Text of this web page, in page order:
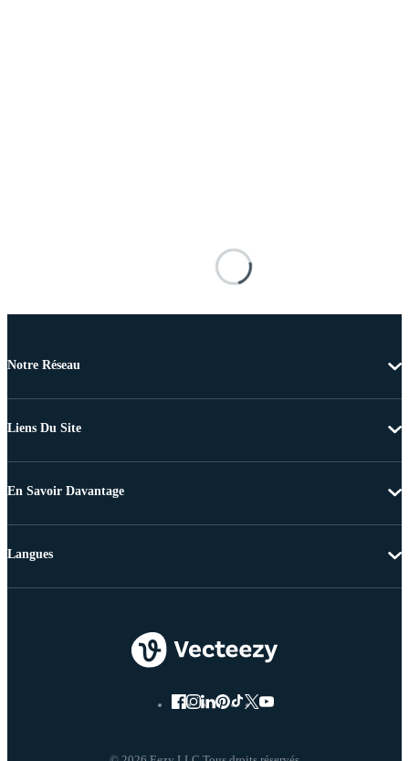
Notre Réseau
Liens Du Site
En Savoir Davantage
Langues